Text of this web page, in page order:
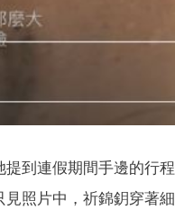
到連假期間手邊的行
照片中，祈錦鈅穿著